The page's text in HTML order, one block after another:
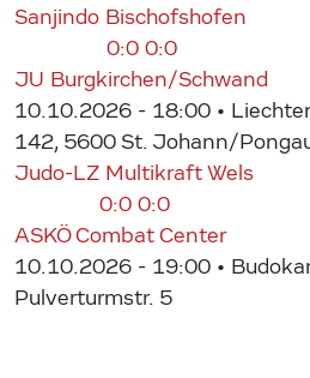
Sanjindo Bischofshofen
0:0 0:0
JU Burgkirchen/Schwand
10.10.2026 - 18:00 •
142, 5600 St. Johann/
Judo-LZ Multikraft Wels
0:0 0:0
ASKÖ Combat Center
10.10.2026 - 19:00 •
Pulverturmstr. 5